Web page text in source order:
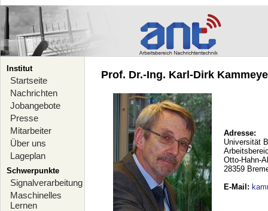
Institut
Startseite
Nachrichten
Jobangebote
Presse
Mitarbeiter
Über uns
Lageplan
Schwerpunkte
Signalverarbeitung
Maschinelles
Lernen
Prof. Dr.-Ing. Karl-Dirk
Adresse:
Universität
Otto-Hahn-
28359
E-Mail :